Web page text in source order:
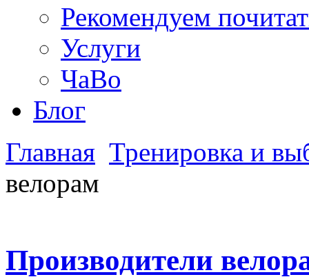
Рекомендуем
Услуги
ЧаВо
Блог
Главная Тренировка и
велорам
Производители